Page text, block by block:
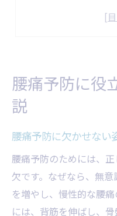
立ち仕事で
毎日の習慣で腰
腰痛を招かな
腰痛対策に
腰痛予防の
腰痛を防ぐ生
腰痛リスクを
腰痛予防に役
説
腰痛予防に欠かせない
腰痛予防のためには、
欠です。なぜなら、無
を増やし、慢性的な腰
には、背筋を伸ばし、